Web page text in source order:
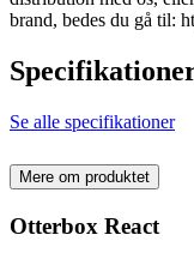
brand, bedes du gå til:
Se alle specifikationer
Mere om produktet
Otterbox React